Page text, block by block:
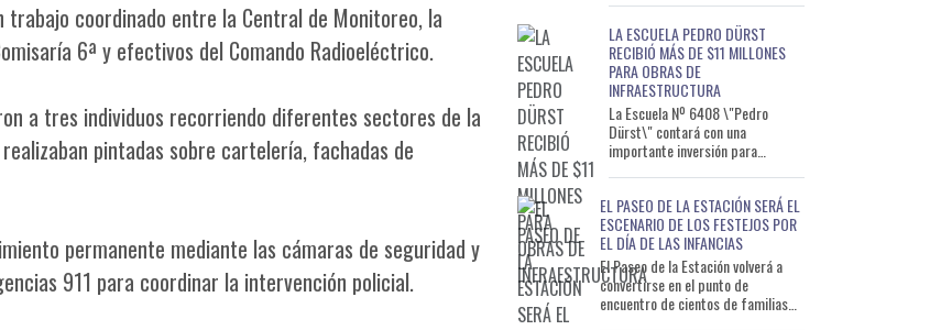
coordinado entre la Central de Monitoreo, la
6ª y efectivos del Comando Radioeléctrico.
a tres individuos recorriendo diferentes sectores de la
pintadas sobre cartelería, fachadas de
permanente mediante las cámaras de seguridad y
911 para coordinar la intervención policial.
LA ESCUELA PEDRO DÜRST
RECIBIÓ MÁS DE $11 MILLONES
PARA OBRAS DE
INFRAESTRUCTURA
La Escuela Nº 6408 \"Pedro
Dürst\" contará con una
importante inversión para
s
EL PASEO DE LA ESTACIÓN SERÁ EL
ESCENARIO DE LOS FESTEJOS POR
EL DÍA DE LAS INFANCIAS
El Paseo de la Estación volverá a
convertirse en el punto de
encuentro de cientos de familias